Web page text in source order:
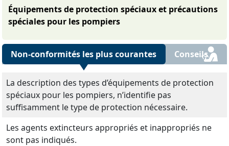
Équipements de protection spéciaux et précautions
spéciales pour les pompiers
Non-conformités les plus courantes Conseils
La description des types d’équipements de protection
spéciaux pour les pompiers, n’identifie pas
suffisamment le type de protection nécessaire.
Les agents extincteurs appropriés et inappropriés ne
sont pas indiqués.